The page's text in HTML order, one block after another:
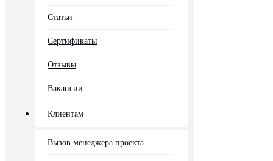
Статьи
Сертификаты
Отзывы
Вакансии
Клиентам
Вызов менеджера проекта